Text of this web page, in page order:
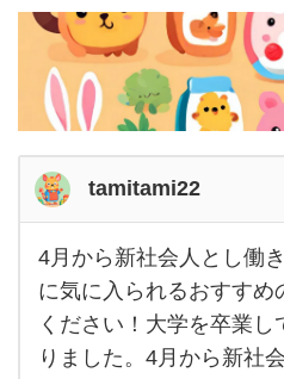
tamitami22
4月
か
ら新
4月から新社会人とし働
に気に入られるおすすめ
ください！大学を卒業
りました。4月から新社